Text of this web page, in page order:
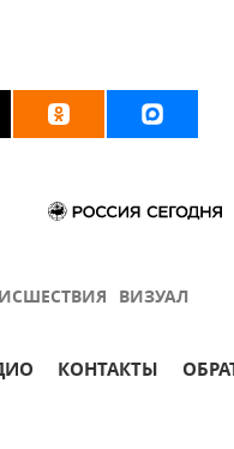
ВИЗУАЛ
КОНТАКТЫ